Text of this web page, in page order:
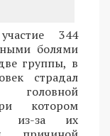
344
болями
группы, в
страдал
головной
котором
из-за их